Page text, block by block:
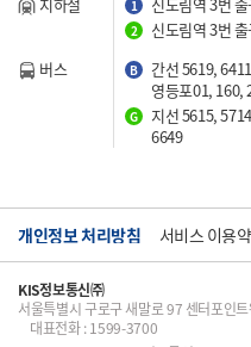
1
2
신도림역 3번
버스
B
간선 5619,
영등포01, 160,
G
지선 5615,
6649
개인정보 처리방침 서비스 이용
KIS정보통신㈜
서울특별시 구로구 새말로 97 센터포인
대표전화 : 1599-3700